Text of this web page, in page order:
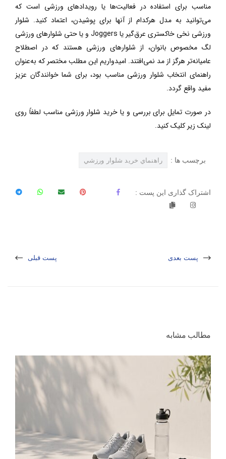
مناسب برای استفاده در فعالیت‌ها یا رویدادهای ورزشی است که
می‌توانید به مدل هرکدام از آنها برای پوشیدن، اعتماد کنید. شلوار
ورزشی نخی خاکستری عرق‌گیر یا ‌Joggers و یا حتی شلوارهای ورزشی
لگ مخصوص بانوان، از شلوارهای ورزشی هستند که در اصطلاح
عامیانه‌تر هرگز از مد نمی‌افتند. امیدواریم این مطلب مختصر که به‌عنوان
راهنمای انتخاب شلوار ورزشی مناسب بود، برای شما خوانندگان عزیز
مفید واقع گردد.
در صورت تمایل برای بررسی و یا خرید شلوار ورزشی مناسب لطفاً روی
لینک زیر کلیک کنید.
برچسب ها : راهنماي خريد شلوار ورزشي
اشتراک گذاری این پست :
پست قبلی پست بعدی
مطالب مشابه